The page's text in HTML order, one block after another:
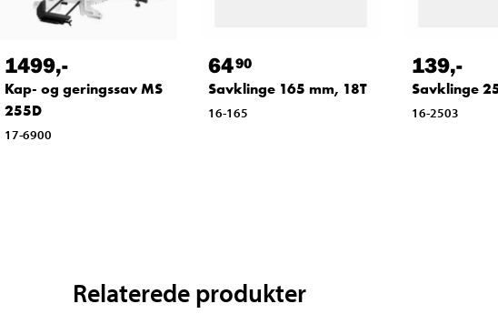
1499,-
Kap- og geringssav MS
255D
17-6900
6490
Savklinge 165 mm, 18T
16-165
139,-
Savklinge
16-2503
Relaterede produkter